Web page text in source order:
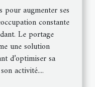
pour augmenter ses
constante
Le portage
une solution
d’optimiser sa
activité....